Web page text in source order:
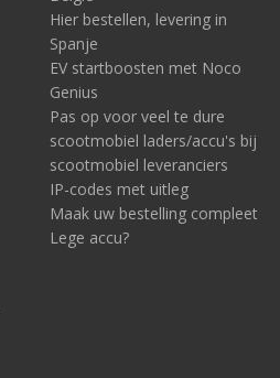
Hier bestellen, levering in
Spanje
EV startboosten met Noco
Genius
Pas op voor veel te dure
scootmobiel laders/accu's bij
scootmobiel leveranciers
IP-codes met uitleg
Maak uw bestelling compleet
Lege accu?